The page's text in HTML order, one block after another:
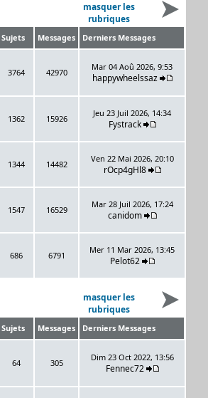
masquer les
rubriques
Sujets Messages Derniers Messages
3764 42970
Mar 04 Aoû 2026, 9:53
happywheelssaz
1362 15926
Jeu 23 Juil 2026, 14:34
Fystrack
1344 14482
Ven 22 Mai 2026, 20:10
rOcp4gHl8
1547 16529
Mar 28 Juil 2026, 17:24
canidom
686 6791
Mer 11 Mar 2026, 13:45
Pelot62
masquer les
rubriques
Sujets Messages Derniers Messages
64 305
Dim 23 Oct 2022, 13:56
Fennec72